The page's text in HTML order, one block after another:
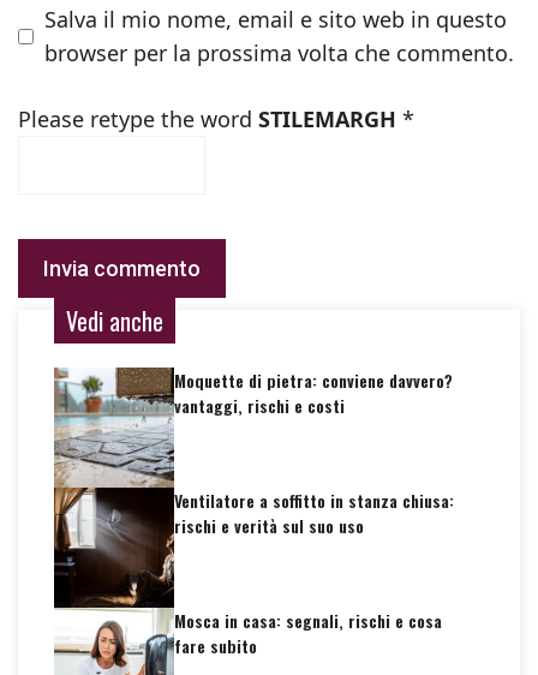
Salva il mio nome, email e sito web in questo
browser per la prossima volta che commento.
Please retype the word STILEMARGH *
Vedi anche
Moquette di pietra: conviene davvero?
vantaggi, rischi e costi
Ventilatore a soffitto in stanza chiusa:
rischi e verità sul suo uso
Mosca in casa: segnali, rischi e cosa
fare subito